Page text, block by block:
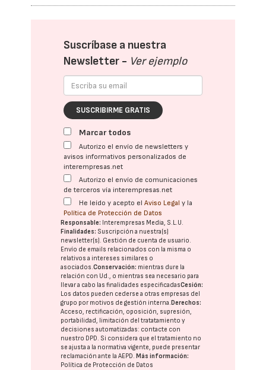
Suscríbase a nuestra
Newsletter - Ver ejemplo
SUSCRIBIRME GRATIS
Marcar todos
Autorizo el envío de newsletters y
avisos informativos personalizados de
interempresas.net
Autorizo el envío de comunicaciones
de terceros vía interempresas.net
He leído y acepto elAviso Legal y la
Política de Protección de Datos
Responsable: Interempresas Media, S.L.U.
Finalidades: Suscripción a nuestra(s)
newsletter(s). Gestión de cuenta de usuario.
Envío de emails relacionados con la misma o
relativos a intereses similares o
asociados.Conservación: mientras dure la
relación con Ud., o mientras sea necesario para
llevar a cabo las finalidades especificadasCesión:
Los datos pueden cederse a otras empresas del
grupo por motivos de gestión interna. Derechos:
Acceso, rectificación, oposición, supresión,
portabilidad, limitación del tratatamiento y
decisiones automatizadas: contacte con
nuestro DPD. Si considera que el tratamiento no
se ajusta a la normativa vigente, puede presentar
reclamación ante laAEPD. Más información:
Política de Protección de Datos